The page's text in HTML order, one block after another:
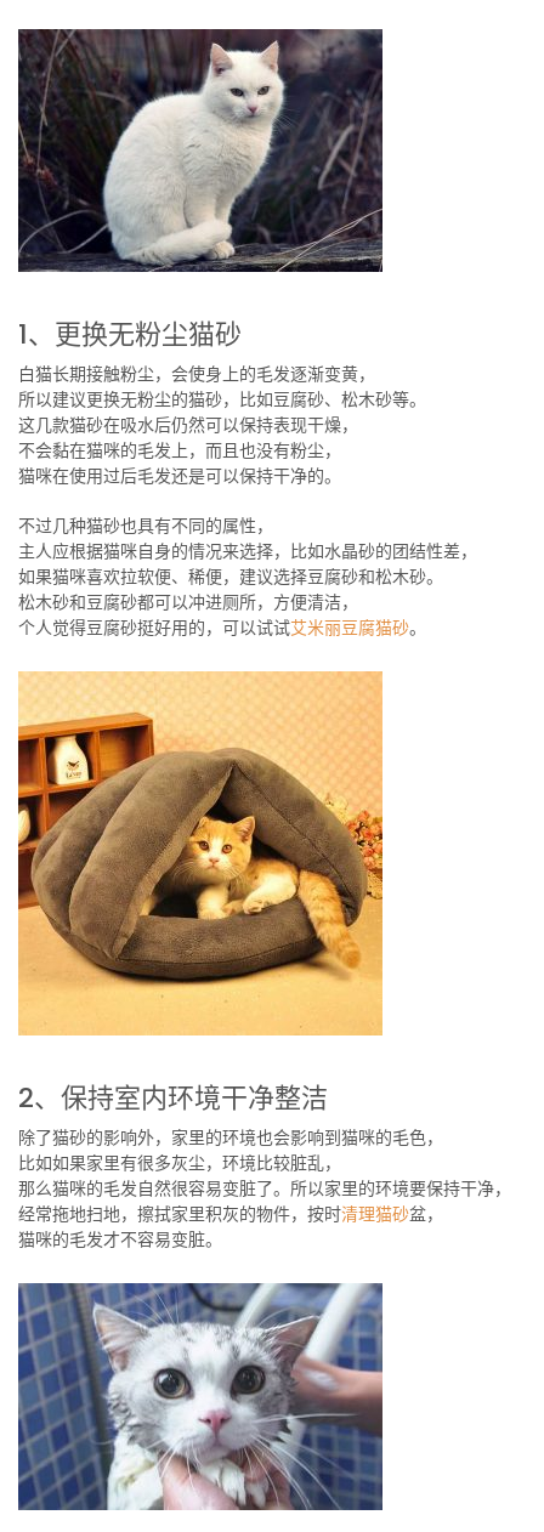
1、更换无粉尘猫砂
白猫长期接触粉尘，会使身上的毛发逐渐变黄，
所以建议更换无粉尘的猫砂，比如豆腐砂、松木砂等。
这几款猫砂在吸水后仍然可以保持表现干燥，
不会黏在猫咪的毛发上，而且也没有粉尘，
猫咪在使用过后毛发还是可以保持干净的。
不过几种猫砂也具有不同的属性，
主人应根据猫咪自身的情况来选择，比如水晶砂的团结性差，
如果猫咪喜欢拉软便、稀便，建议选择豆腐砂和松木砂。
松木砂和豆腐砂都可以冲进厕所，方便清洁，
个人觉得豆腐砂挺好用的，可以试试艾米丽豆腐猫砂。
2、保持室内环境干净整洁
除了猫砂的影响外，家里的环境也会影响到猫咪的毛色，
比如如果家里有很多灰尘，环境比较脏乱，
那么猫咪的毛发自然很容易变脏了。所以家里的环境要保持干净，
经常拖地扫地，擦拭家里积灰的物件，按时清理猫砂盆，
猫咪的毛发才不容易变脏。